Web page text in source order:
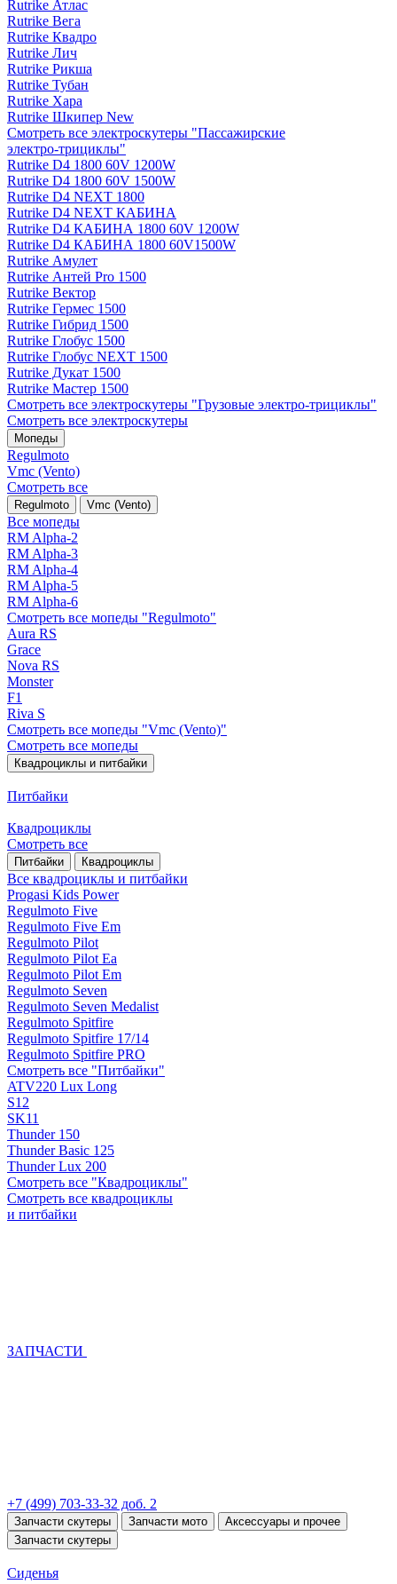
Rutrike Атлас
Rutrike Вега
Rutrike Квадро
Rutrike Лич
Rutrike Рикша
Rutrike Тубан
Rutrike Хара
Rutrike Шкипер New
Смотреть все электро­скутеры "Пассажирские
электро‑трициклы"
Rutrike D4 1800 60V 1200W
Rutrike D4 1800 60V 1500W
Rutrike D4 NEXT 1800
Rutrike D4 NEXT КАБИНА
Rutrike D4 КАБИНА 1800 60V 1200W
Rutrike D4 КАБИНА 1800 60V1500W
Rutrike Амулет
Rutrike Антей Pro 1500
Rutrike Вектор
Rutrike Гермес 1500
Rutrike Гибрид 1500
Rutrike Глобус 1500
Rutrike Глобус NEXT 1500
Rutrike Дукат 1500
Rutrike Мастер 1500
Смотреть все электро­скутеры "Грузовые электро‑трициклы"
Смотреть все электро­скутеры
Мопеды
Regulmoto
Vmc (Vento)
Смотреть все
Regulmoto Vmc (Vento)
Все мопеды
RM Alpha-2
RM Alpha-3
RM Alpha-4
RM Alpha-5
RM Alpha-6
Смотреть все мопеды "Regulmoto"
Aura RS
Grace
Nova RS
Monster
F1
Riva S
Смотреть все мопеды "Vmc (Vento)"
Смотреть все мопеды
Квадроциклы и питбайки
Питбайки
Квадроциклы
Смотреть все
Питбайки Квадроциклы
Все квадроциклы и питбайки
Progasi Kids Power
Regulmoto Five
Regulmoto Five Em
Regulmoto Pilot
Regulmoto Pilot Ea
Regulmoto Pilot Em
Regulmoto Seven
Regulmoto Seven Medalist
Regulmoto Spitfire
Regulmoto Spitfire 17/14
Regulmoto Spitfire PRO
Смотреть все "Питбайки"
ATV220 Lux Long
S12
SK11
Thunder 150
Thunder Basic 125
Thunder Lux 200
Смотреть все "Квадроциклы"
Смотреть все квадроциклы
и питбайки
ЗАПЧАСТИ
+7 (499) 703-33-32 доб. 2
Запчасти скутеры Запчасти мото
Аксессуары и прочее
Запчасти скутеры
Сиденья